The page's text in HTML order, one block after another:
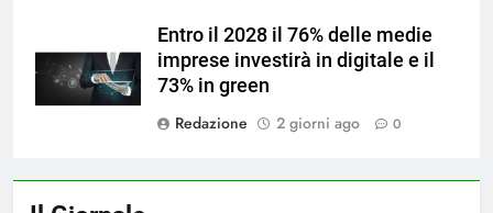
Entro il 2028 il 76% delle medie
imprese investirà in digitale e il
73% in green
Redazione
2 giorni ago 0